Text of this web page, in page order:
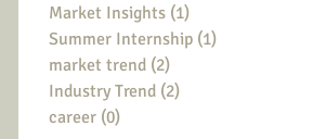
Market Insights (1)
Summer Internship (1)
market trend (2)
Industry Trend (2)
career (0)